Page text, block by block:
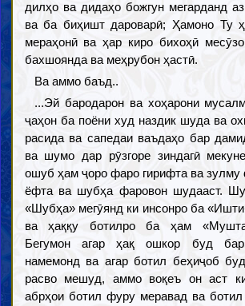
дилҳо ва дидаҳо божгун мегарданд
ва ба биҳишт дароварӣ; Ҳамоно Ту
мераҳонӣ ва ҳар киро бихоҳӣ
бахшоянда ва меҳрубон ҳастӣ.
Ва аммо баъд..
...Эй бародарон ва хоҳарони
ҷаҳон ба поёни худ наздик шуда ва
расида ва сапедаи ваъдаҳо бар
ва шумо дар рӯзгоре зиндагӣ
ошуб ҳам ҷоро фаро гирифта ва зулму
ёфта ва шубҳа фаровон шудааст.
«Шубҳа» мегӯянд ки инсонро ба
ва ҳаққу ботилро ба ҳам
Бегумон агар ҳақ ошкор буд
намемонд ва агар ботил беҳиҷоб
расво мешуд, аммо воқеъ он аст
абрҳои ботил фуру меравад ва